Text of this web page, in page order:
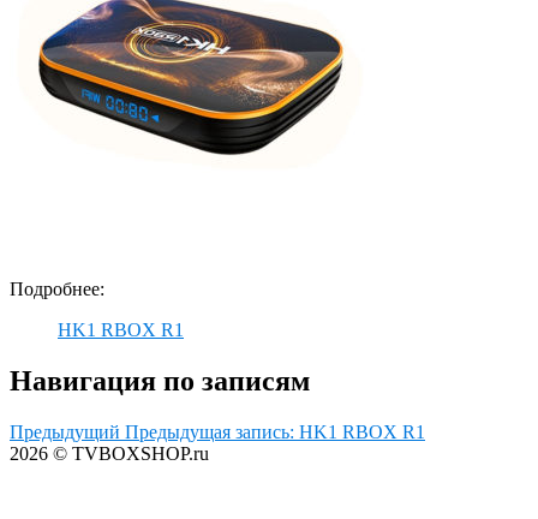
Подробнее:
HK1 RBOX R1
Навигация по записям
Предыдущий Предыдущая запись: HK1 RBOX R1
2026 © TVBOXSHOP.ru